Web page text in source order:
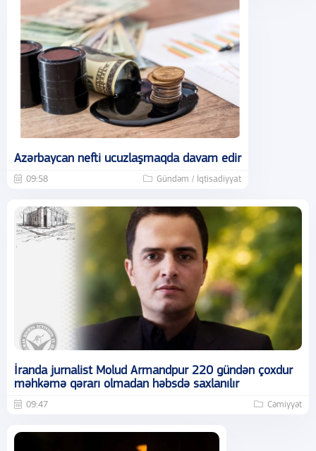
Azərbaycan nefti ucuzlaşmaqda davam edir
09:58 Gündəm / İqtisadiyyat
İranda jurnalist Molud Armandpur 220 gündən çoxdur
məhkəmə qərarı olmadan həbsdə saxlanılır
09:47 Cəmiyyət